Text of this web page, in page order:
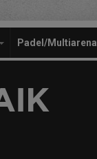
Padel/Multiarena